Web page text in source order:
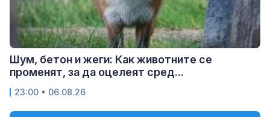
Шум, бетон и жеги: Как животните се
променят, за да оцелеят сред...
23:00 • 06.08.26